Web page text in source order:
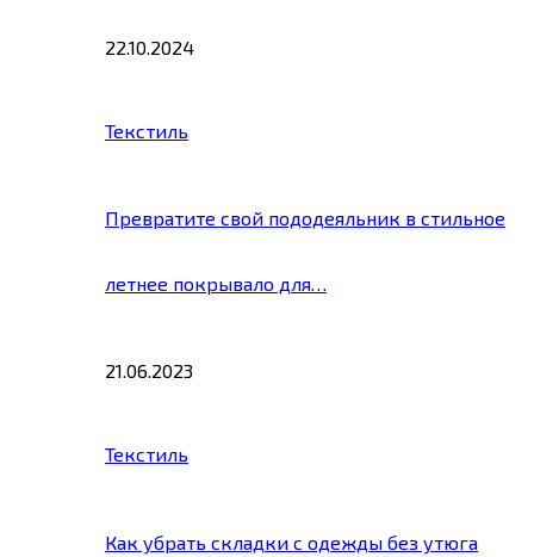
22.10.2024
Текстиль
Превратите свой пододеяльник в стильное
летнее покрывало для…
21.06.2023
Текстиль
Как убрать складки с одежды без утюга